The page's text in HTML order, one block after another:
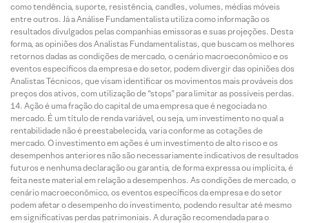
como tendência, suporte, resistência, candles, volumes, médias móveis
entre outros. Já a Análise Fundamentalista utiliza como informação os
resultados divulgados pelas companhias emissoras e suas projeções. Desta
forma, as opiniões dos Analistas Fundamentalistas, que buscam os melhores
retornos dadas as condições de mercado, o cenário macroeconômico e os
eventos específicos da empresa e do setor, podem divergir das opiniões dos
Analistas Técnicos, que visam identificar os movimentos mais prováveis dos
preços dos ativos, com utilização de “stops” para limitar as possíveis perdas.
Ação é uma fração do capital de uma empresa que é negociada no
mercado. É um título de renda variável, ou seja, um investimento no qual a
rentabilidade não é preestabelecida, varia conforme as cotações de
mercado. O investimento em ações é um investimento de alto risco e os
desempenhos anteriores não são necessariamente indicativos de resultados
futuros e nenhuma declaração ou garantia, de forma expressa ou implícita, é
feita neste material em relação a desempenhos. As condições de mercado, o
cenário macroeconômico, os eventos específicos da empresa e do setor
podem afetar o desempenho do investimento, podendo resultar até mesmo
em significativas perdas patrimoniais. A duração recomendada para o